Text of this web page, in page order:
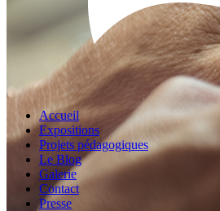
Accueil
Expositions
Projets pédagogiques
Le Blog
Galerie
Contact
Presse